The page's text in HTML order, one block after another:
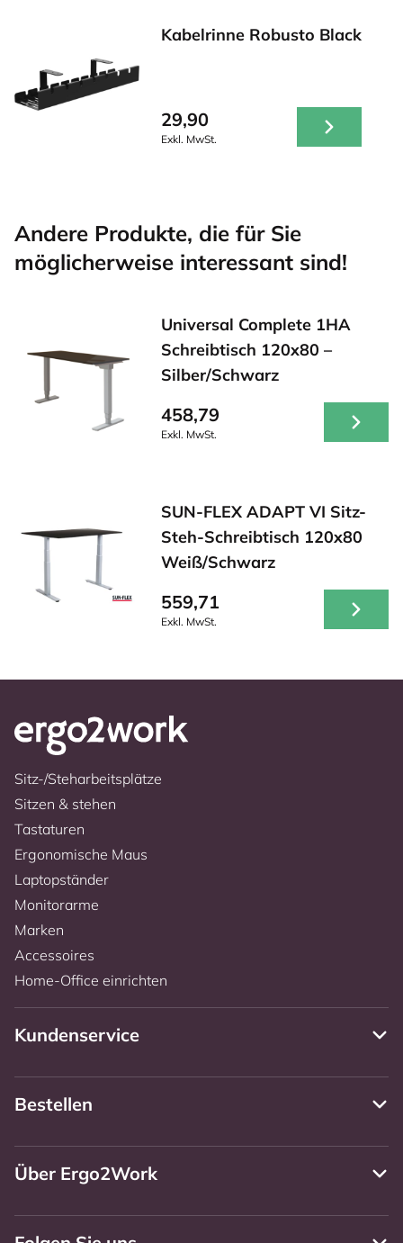
Kabelrinne Robusto Black
29,90
Exkl. MwSt.
Andere Produkte, die für Sie
möglicherweise interessant sind!
Universal Complete 1HA
Schreibtisch 120x80 –
Silber/Schwarz
458,79
Exkl. MwSt.
SUN-FLEX ADAPT VI Sitz-
Steh-Schreibtisch 120x80
Weiß/Schwarz
559,71
Exkl. MwSt.
Sitz-/Steharbeitsplätze
Sitzen & stehen
Tastaturen
Ergonomische Maus
Laptopständer
Monitorarme
Marken
Accessoires
Home-Office einrichten
Kundenservice
Bestellen
Über Ergo2Work